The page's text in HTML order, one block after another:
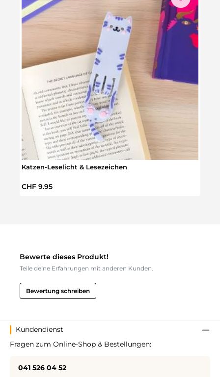
Katzen-Leselicht & Lesezeichen
Regulärer Preis:
CHF 9.95
Bewerte dieses Produkt!
Teile deine Erfahrungen mit anderen Kunden.
Bewertung schreiben
Kundendienst
Fragen zum Online-Shop & Bestellungen:
041 526 04 52